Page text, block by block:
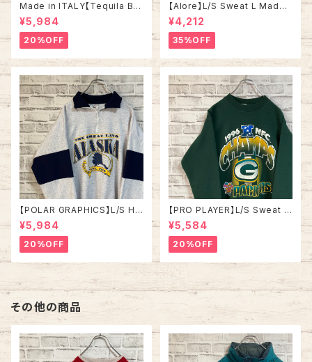
Made in ITALY【Tequila Bo
om】L/S Sweat/Trainer XL 9
0s ハーフジップスウェット トレ
ーナー マルチカラー レーシング
イタリア製 Euro ユーロ 古着
¥5,984
20%OFF
【Alore】L/S Sweat L Made i
n USA 90s 社交クラブ プロモ
ーション スウェット トレーナー
USA製 vintage ヴィンテージ
アメリカ USA 古着
¥4,212
35%OFF
【POLAR GRAPHICS】L/S Hal
fZip Sweat XL Made in US
A 90s “ALASKA” スーベニア
ハーフジップスウェット トレーナ
ー アラスカ お土産モノ vintag
e ヴィンテージ アメリカ USA
¥5,984
20%OFF
【PRO PLAYER】L/S Sweat L
相当 90s Made in USA “PA
CKERS” NFL チームモノ スウ
ェット トレーナー USA製 チーム
ロゴ 1996 CHAMPS 優勝記念
深緑 アメリカ USA 古着
¥5,584
20%OFF
その他の商品